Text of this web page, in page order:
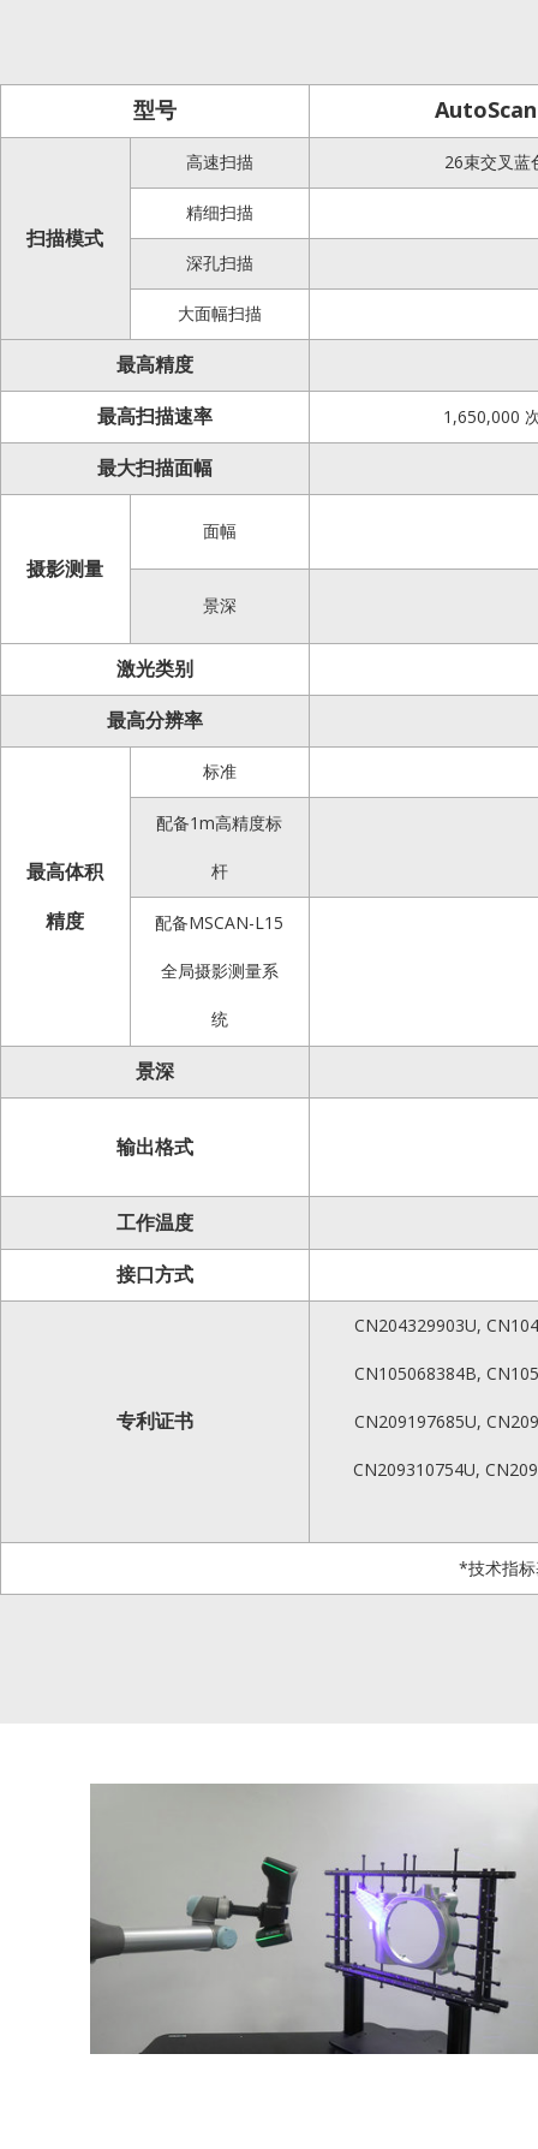
型号
扫描模式
高速扫描 26束交叉蓝
精细扫描
深孔扫描
大面幅扫描
最高精度
最高扫描速率
1,650,000
最大扫描面幅
摄影测量
面幅
景深
激光类别
最高分辨率
最高体积
精度
标准
配备1m高精度标
杆
配备MSCAN-L15
全局摄影测量系
统
景深
输出格式
工作温度
接口方式
专利证书
CN204329903U,
CN105068384B,
CN209197685U,
CN209310754U,
*技术指